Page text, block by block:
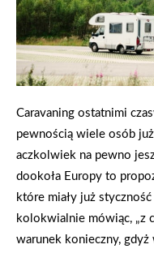
Caravaning ostatnimi
pewnością wiele osób
aczkolwiek na pewno
dookoła Europy to
które miały już
kolokwialnie mówiąc, „z
warunek konieczny,